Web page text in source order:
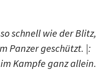
schnell wie der Blitz,
Panzer geschützt. |:
Kampfe ganz allein.